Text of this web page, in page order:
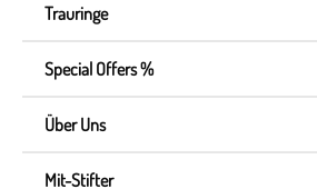
Trauringe
Special Offers %
Über Uns
Mit-Stifter